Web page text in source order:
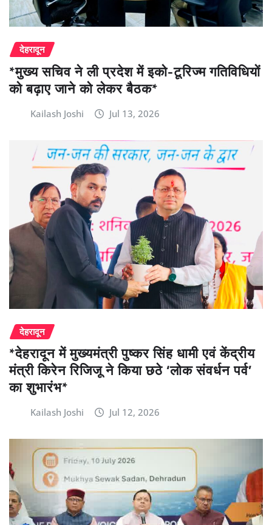
देहरादून
*मुख्य सचिव ने ली प्रदेश में इको-टूरिज्म गतिविधियों
को बढ़ाए जाने को लेकर बैठक*
Kailash Joshi Jul 13, 2026
देहरादून
*देहरादून में मुख्यमंत्री पुष्कर सिंह धामी एवं केंद्रीय
मंत्री किरेन रिजिजू ने किया छठे ‘लोक संवर्धन पर्व’
का शुभारंभ*
Kailash Joshi Jul 12, 2026